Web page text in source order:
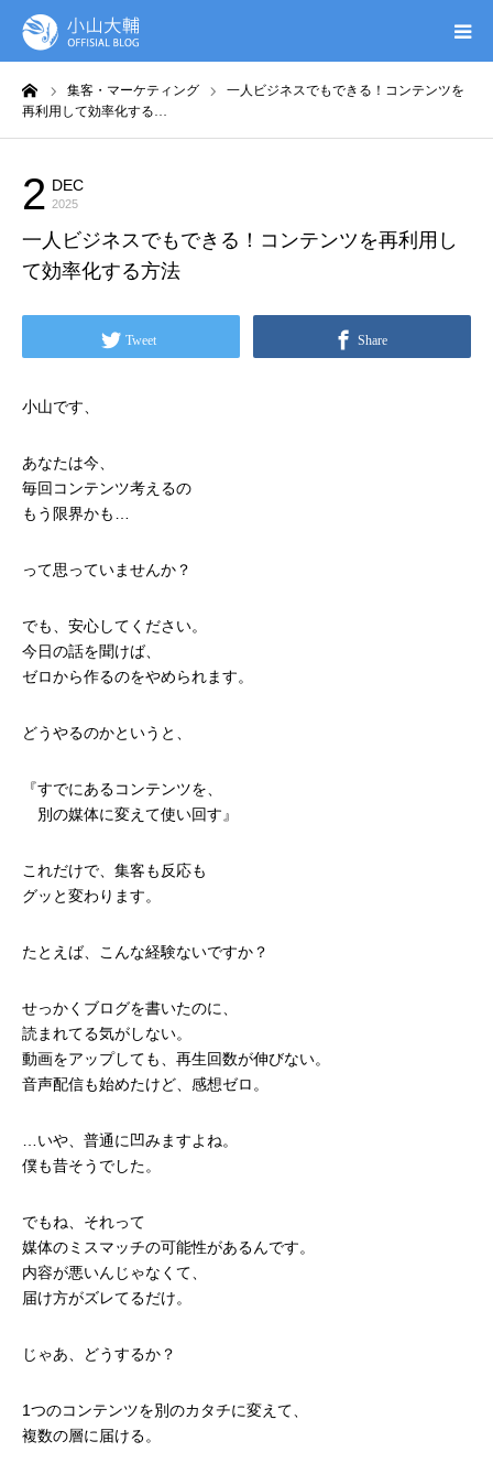
集客・マーケティング
一人ビジネスでもできる！コンテンツを
再利用して効率化する…
2 DEC
2025
一人ビジネスでもできる！コンテンツを再利用し
て効率化する方法
Tweet Share
小山です、
あなたは今、
毎回コンテンツ考えるの
もう限界かも…
って思っていませんか？
でも、安心してください。
今日の話を聞けば、
ゼロから作るのをやめられます。
どうやるのかというと、
『すでにあるコンテンツを、
別の媒体に変えて使い回す』
これだけで、集客も反応も
グッと変わります。
たとえば、こんな経験ないですか？
せっかくブログを書いたのに、
読まれてる気がしない。
動画をアップしても、再生回数が伸びない。
音声配信も始めたけど、感想ゼロ。
…いや、普通に凹みますよね。
僕も昔そうでした。
でもね、それって
媒体のミスマッチの可能性があるんです。
内容が悪いんじゃなくて、
届け方がズレてるだけ。
じゃあ、どうするか？
1つのコンテンツを別のカタチに変えて、
複数の層に届ける。
UTAGE(ウタゲ)
無料ガイドブック
オンシク本
プロフィール